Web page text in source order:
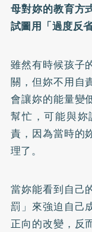
母對妳的教育方
試圖用「過度反
雖然有時候孩子
關，但妳不用自
會讓妳的能量變
幫忙，可能與
責，因為當時的
理了。
當妳能看到自己
罰」來強迫自己
正向的改變，反